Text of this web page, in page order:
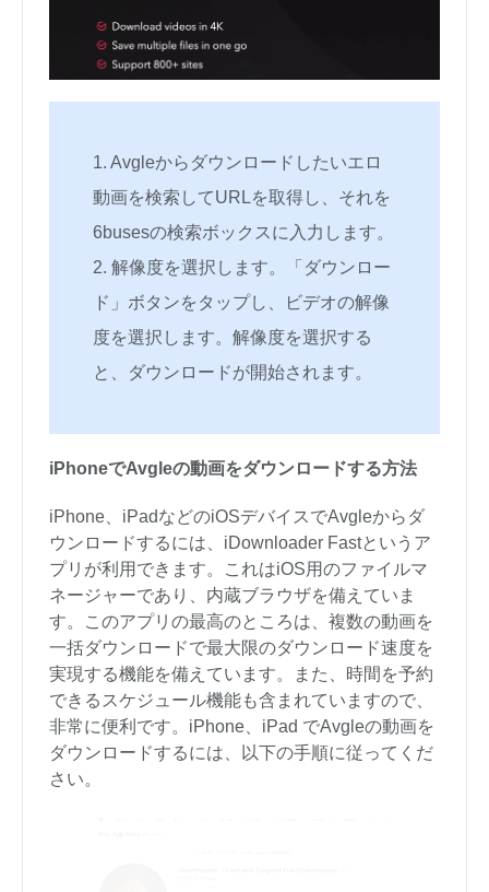
1. Avgleからダウンロードしたいエロ
動画を検索してURLを取得し、それを
6busesの検索ボックスに入力します。
2. 解像度を選択します。「ダウンロー
ド」ボタンをタップし、ビデオの解像
度を選択します。解像度を選択する
と、ダウンロードが開始されます。
iPhoneでAvgleの動画をダウンロードする方法
iPhone、iPadなどのiOSデバイスでAvgleからダ
ウンロードするには、iDownloader Fastというア
プリが利用できます。これはiOS用のファイルマ
ネージャーであり、内蔵ブラウザを備えていま
す。このアプリの最高のところは、複数の動画を
一括ダウンロードで最大限のダウンロード速度を
実現する機能を備えています。また、時間を予約
できるスケジュール機能も含まれていますので、
非常に便利です。iPhone、iPad でAvgleの動画を
ダウンロードするには、以下の手順に従ってくだ
さい。